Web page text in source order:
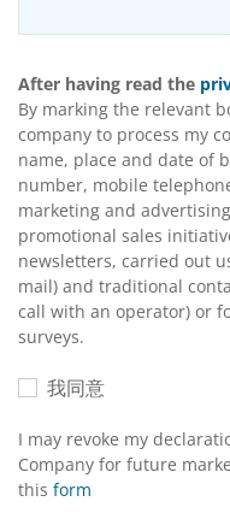
After having read the
By marking the relevant
company to process my
name, place and date of
number, mobile
marketing and
promotional sales
newsletters, carried out
mail) and traditional
call with an operator) or
surveys.
我同意
I may revoke my
Company for future
this form